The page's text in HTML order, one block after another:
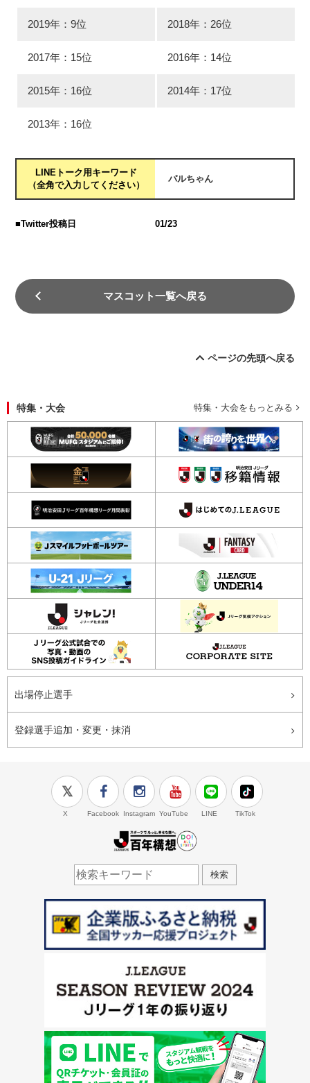
2019年：9位 2018年：26位
2017年：15位 2016年：14位
2015年：16位 2014年：17位
2013年：16位
LINEトーク用キーワード
（全角で入力してください）
パルちゃん
■Twitter投稿日 01/23
マスコット一覧へ戻る
ページの先頭へ戻る
特集・大会 特集・大会をもっとみる
出場停止選手
登録選手追加・変更・抹消
X Facebook Instagram YouTube LINE TikTok
検索